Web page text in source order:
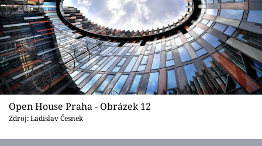
Open House Praha - Obrázek 12
Zdroj: Ladislav Česnek